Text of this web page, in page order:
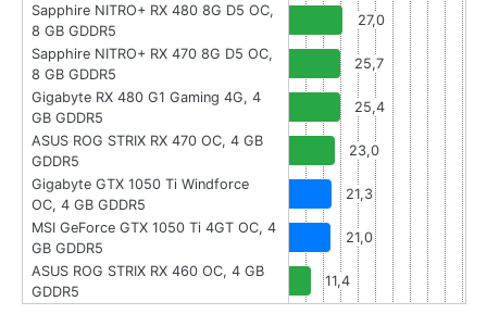
Sapphire NITRO+ RX 480 8G D5 OC,
8 GB GDDR5
27,0
Sapphire NITRO+ RX 470 8G D5 OC,
8 GB GDDR5
25,7
Gigabyte RX 480 G1 Gaming 4G, 4
GB GDDR5
25,4
ASUS ROG STRIX RX 470 OC, 4 GB
GDDR5
23,0
Gigabyte GTX 1050 Ti Windforce
OC, 4 GB GDDR5
21,3
MSI GeForce GTX 1050 Ti 4GT OC, 4
GB GDDR5
21,0
ASUS ROG STRIX RX 460 OC, 4 GB
GDDR5
11,4